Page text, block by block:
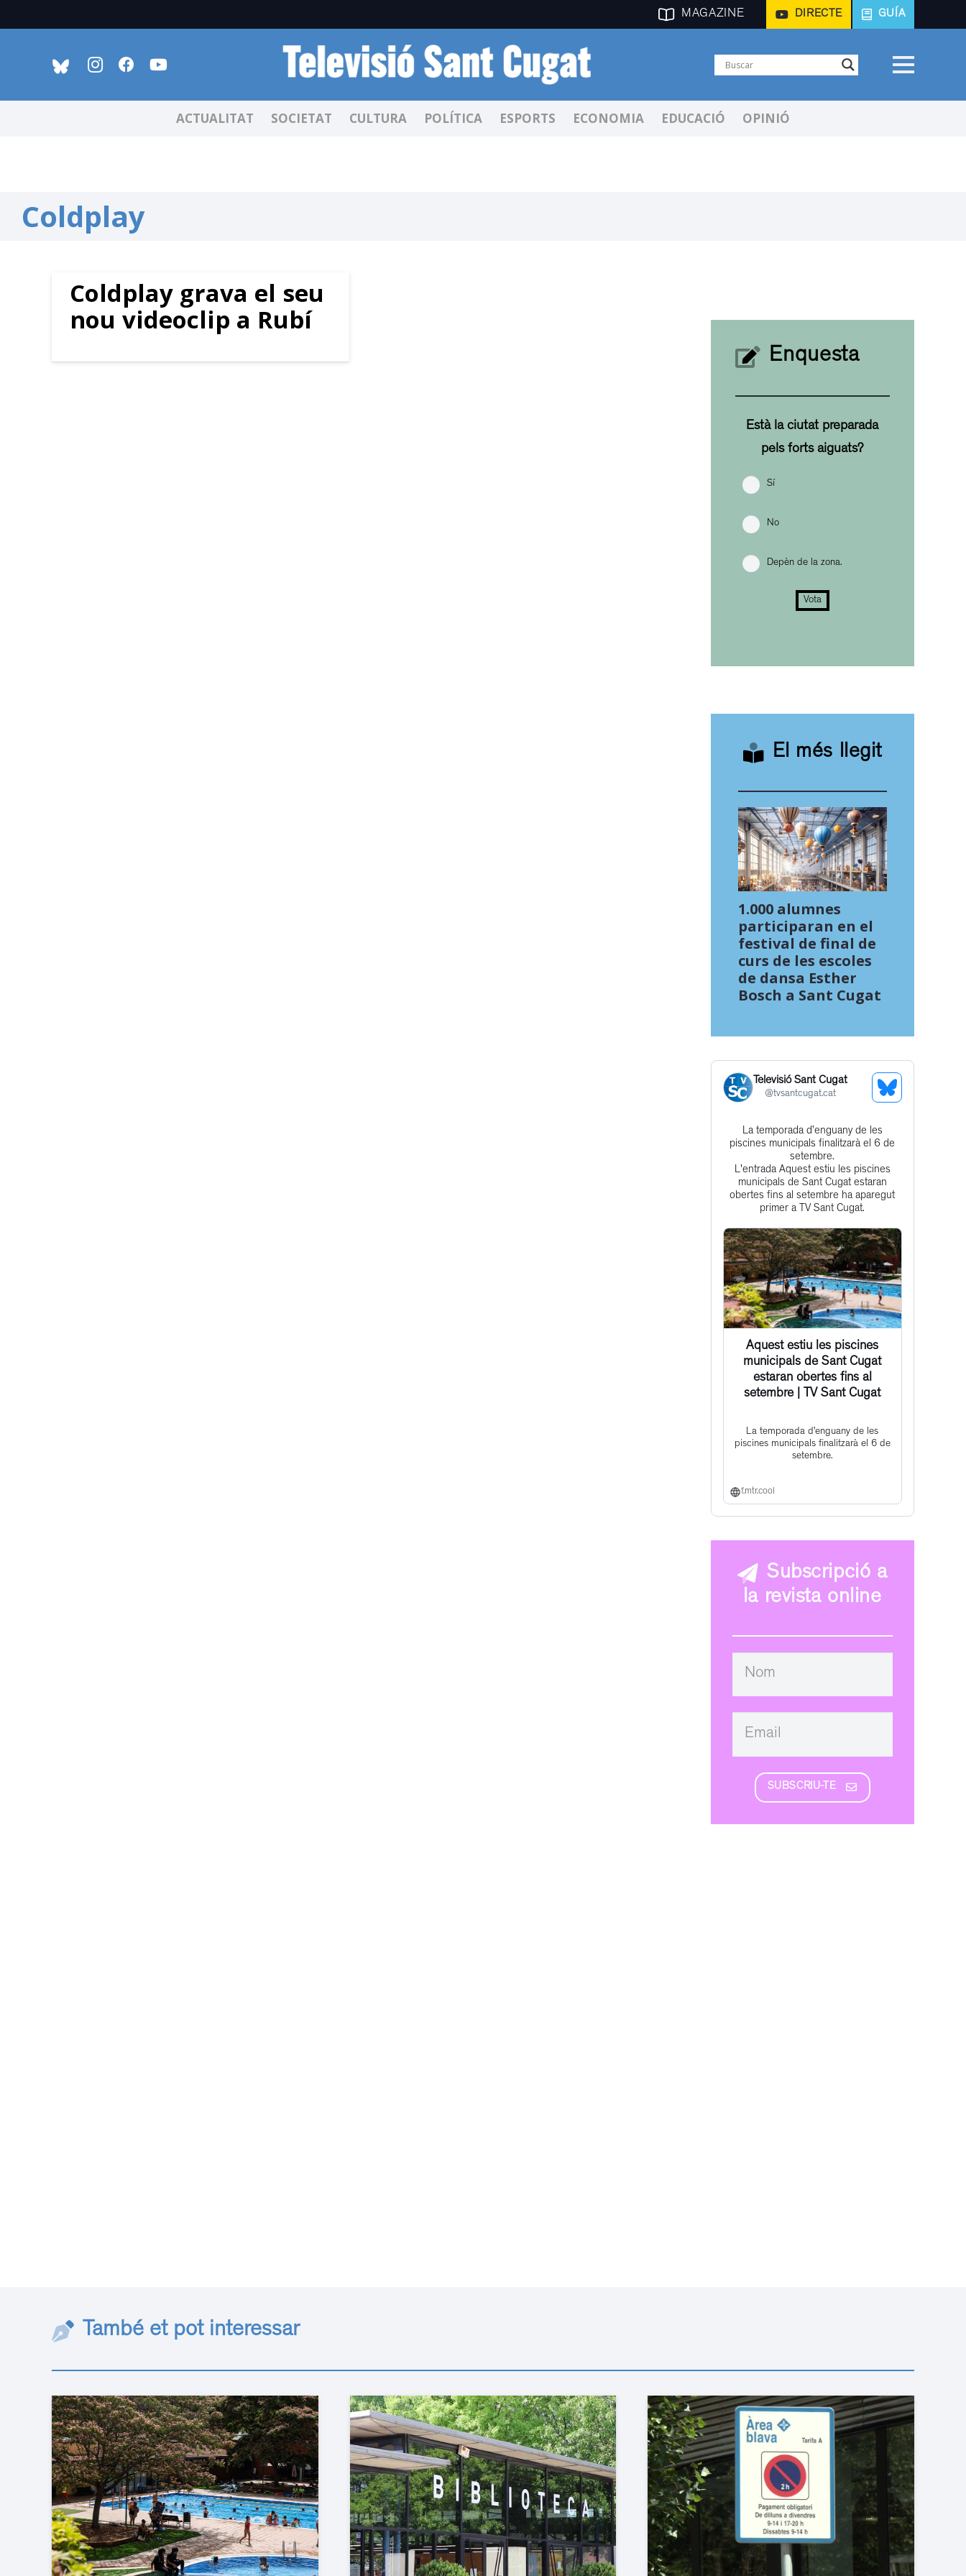
MAGAZINE DIRECTE GUÍA
ACTUALITAT SOCIETAT CULTURA POLÍTICA ESPORTS ECONOMIA EDUCACIÓ OPINIÓ
Coldplay
Coldplay grava el seu
nou videoclip a Rubí
Enquesta
Està la ciutat preparada
pels forts aiguats?
Sí
No
Depèn de la zona.
Vota
El més llegit
1.000 alumnes
participaran en el
festival de final de
curs de les escoles
de dansa Esther
Bosch a Sant Cugat
Televisió Sant Cugat
@tvsantcugat.cat
See
Get
to
this
post
La temporada d’enguany de les
piscines municipals finalitzarà el 6 de
setembre.
L'entrada Aquest estiu les piscines
municipals de Sant Cugat estaran
obertes fins al setembre ha aparegut
primer a TV Sant Cugat.
Aquest estiu les piscines
municipals de Sant Cugat
estaran obertes fins al
setembre | TV Sant Cugat
La temporada d’enguany de les
piscines municipals finalitzarà el 6 de
setembre.
f.mtr.cool
Subscripció a
la revista online
SUBSCRIU-TE
També et pot interessar